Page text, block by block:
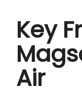
Key
Air